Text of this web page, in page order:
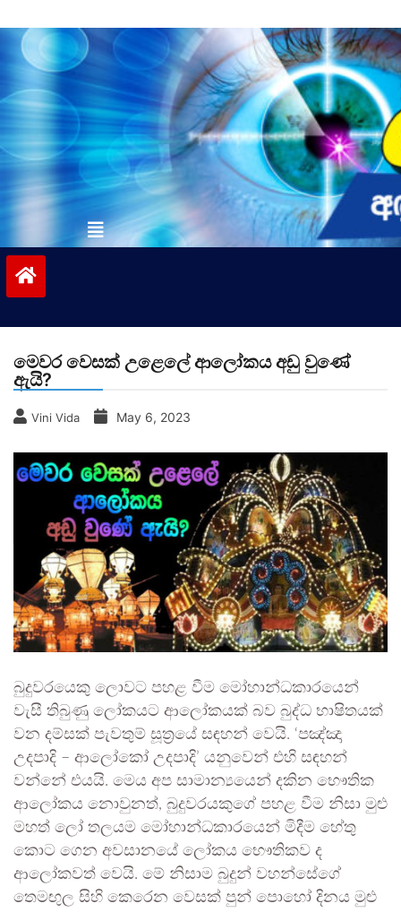
to
contentvinivida.lk
මෙවර වෙසක් උළෙලේ ආලෝකය අඩු වුණේ
ඇයි?
Vini Vida May 6, 2023
බුදුවරයෙකු ලොවට පහළ වීම මෝහාන්ධකාරයෙන්
වැසී තිබුණු ලෝකයට ආලෝකයක් බව බුද්ධ භාෂිතයක්
වන දම්සක් පැවතුම් සූත්‍රයේ සඳහන් වෙයි. ‘පඤ්ඤා
උදපාදි – ආලෝකෝ උදපාදි’ යනුවෙන් එහි සඳහන්
වන්නේ එයයි. මෙය අප සාමාන්‍යයෙන් දකින භෞතික
ආලෝකය නොවුනත්, බුදුවරයකුගේ පහළ වීම නිසා මුළු
මහත් ලෝ තලයම මෝහාන්ධකාරයෙන් මිදීම හේතු
කොට ගෙන අවසානයේ ලෝකය භෞතිකව ද
ආලෝකවත් වෙයි. මේ නිසාම බුදුන් වහන්සේගේ
තෙමඟුල සිහි කෙරෙන වෙසක් පුන් පොහෝ දිනය මුළු